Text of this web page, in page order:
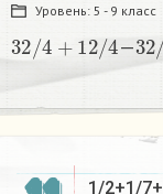
Уровень: 5 - 9 класс
32 /4 2 /4 —32
15
1/2+1/